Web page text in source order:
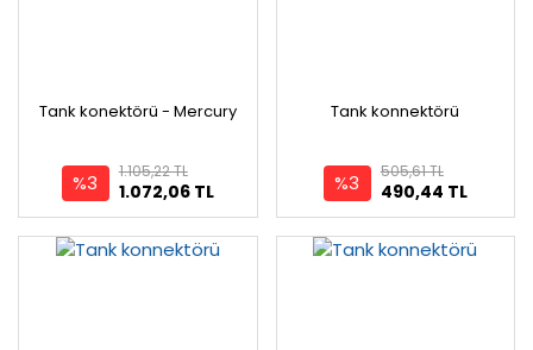
Tank konektörü - Mercury
%3 1.072,06 TL
1.105,22 TL
Tank konnektörü
%3 490,44 TL
505,61 TL